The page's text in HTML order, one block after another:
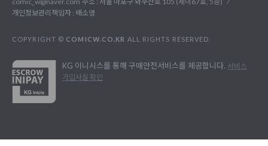
개인정보관리책임자 : 배소영
COPYRIGHT © COMICW.CO.KR ALL RIGHTS RESERVED.
KG 이니시스를 통해 구매안전서비스를 제공합니다. 서비스
가입사실 확인